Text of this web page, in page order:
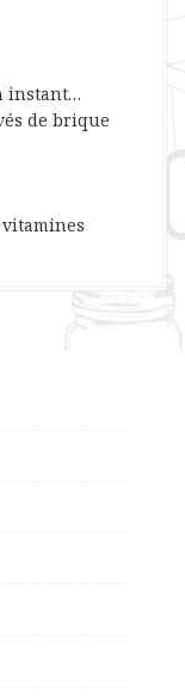
instant…
de brique
vitamines